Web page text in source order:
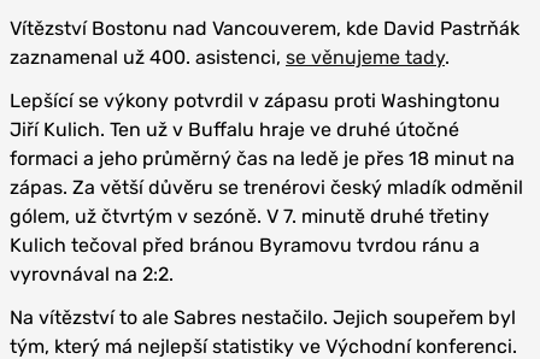
Vítězství Bostonu nad Vancouverem, kde David Pastrňák
zaznamenal už 400. asistenci, se věnujeme tady.
Lepšící se výkony potvrdil v zápasu proti Washingtonu
Jiří Kulich. Ten už v Buffalu hraje ve druhé útočné
formaci a jeho průměrný čas na ledě je přes 18 minut na
zápas. Za větší důvěru se trenérovi český mladík odměnil
gólem, už čtvrtým v sezóně. V 7. minutě druhé třetiny
Kulich tečoval před bránou Byramovu tvrdou ránu a
vyrovnával na 2:2.
Na vítězství to ale Sabres nestačilo. Jejich soupeřem byl
tým, který má nejlepší statistiky ve Východní konferenci.